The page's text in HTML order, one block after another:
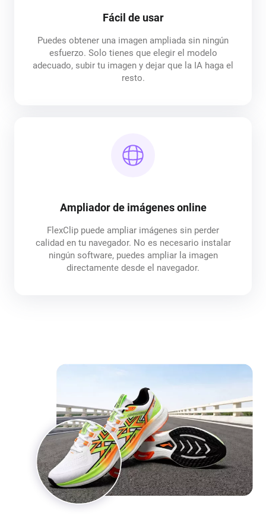
Fácil de usar
Puedes obtener una imagen ampliada sin ningún
esfuerzo. Solo tienes que elegir el modelo
adecuado, subir tu imagen y dejar que la IA haga el
resto.
Ampliador de imágenes online
FlexClip puede ampliar imágenes sin perder
calidad en tu navegador. No es necesario instalar
ningún software, puedes ampliar la imagen
directamente desde el navegador.